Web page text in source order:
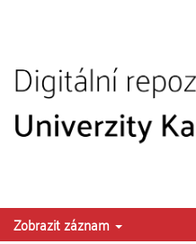
Zobrazit záznam